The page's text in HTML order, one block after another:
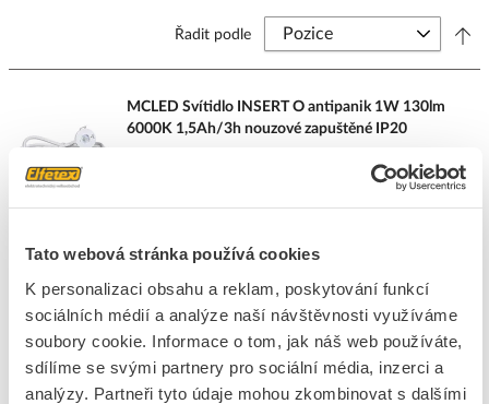
Tato webová stránka používá cookies
K personalizaci obsahu a reklam, poskytování funkcí
sociálních médií a analýze naší návštěvnosti využíváme
soubory cookie. Informace o tom, jak náš web používáte,
sdílíme se svými partnery pro sociální média, inzerci a
analýzy. Partneři tyto údaje mohou zkombinovat s dalšími
Řadit podle
MCLED Svítidlo INSERT O antipanik 1W 130lm
6000K 1,5Ah/3h nouzové zapuštěné IP20
Cena s DPH
ks do košíku
4 ks
3dní 123 ks